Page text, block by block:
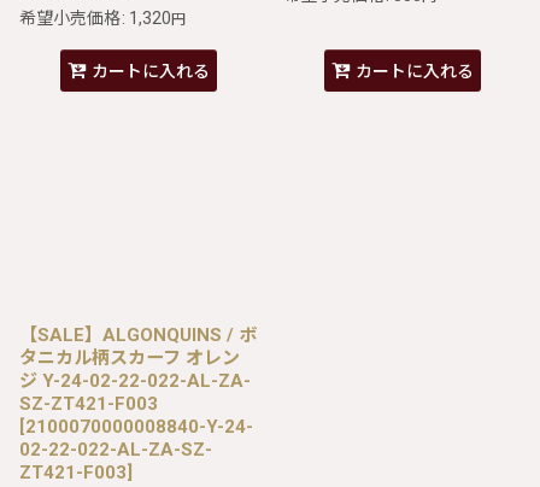
希望小売価格: 1,320円
カートに入れる カートに入れる
【SALE】ALGONQUINS / ボ
タニカル柄スカーフ オレン
ジ Y-24-02-22-022-AL-ZA-
SZ-ZT421-F003
[2100070000008840-Y-24-
02-22-022-AL-ZA-SZ-
ZT421-F003]